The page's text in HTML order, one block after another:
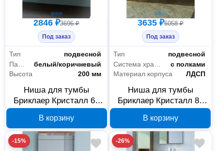
2846 ₽3696 ₽
Под заказ
Тип
подвесной
белый/коричневый
Высота
200 мм
Ниша для тумбы
Бриклаер Кристалл 60
416859
В корзину
3635 ₽6058 ₽
Под заказ
Тип
подвесной
с полками
Материал корпуса
ЛДСП
Ниша для тумбы
Бриклаер Кристалл 80
417092
В корзину
-15% -26%